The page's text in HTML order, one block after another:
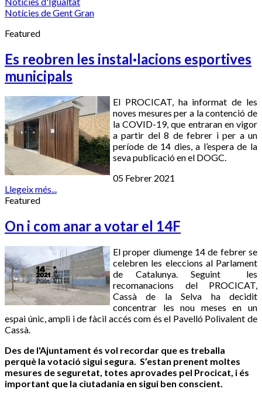
Notícies de Gent Gran
Featured
Es reobren les instal·lacions esportives
municipals
El PROCICAT, ha informat de les
noves mesures per a la contenció de
la COVID-19, que entraran en vigor
a partir del 8 de febrer i per a un
període de 14 dies, a l’espera de la
seva publicació en el DOGC.
05 Febrer 2021
Llegeix més...
Featured
On i com anar a votar el 14F
El proper diumenge 14 de febrer se
celebren les eleccions al Parlament
de Catalunya. Seguint les
recomanacions del PROCICAT,
Cassà de la Selva ha decidit
concentrar les nou meses en un
espai únic, ampli i de fàcil accés com és el Pavelló Polivalent de
Cassà.
Des de l'Ajuntament és vol recordar que es treballa
perquè la votació sigui segura. S’estan prenent moltes
mesures de seguretat, totes aprovades pel Procicat, i és
important que la ciutadania en sigui ben conscient.